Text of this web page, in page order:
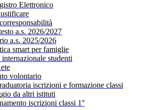
Elettronico
a.s. 2026/2027
a.s. 2025/2026
smart per famiglie
studenti
volontario
iscrizioni e formazione classi
da altri istituti
iscrizioni classi 1°